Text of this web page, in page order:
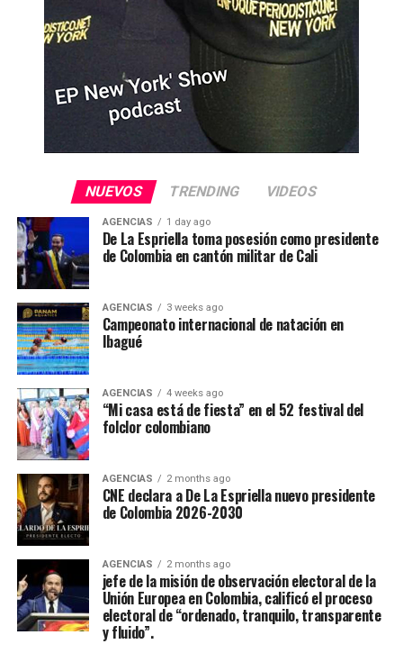
NUEVOS TRENDING VIDEOS
AGENCIAS 1 day ago
De La Espriella toma posesión como presidente
de Colombia en cantón militar de Cali
AGENCIAS 3 weeks ago
Campeonato internacional de natación en
Ibagué
AGENCIAS 4 weeks ago
“Mi casa está de fiesta” en el 52 festival del
folclor colombiano
AGENCIAS 2 months ago
CNE declara a De La Espriella nuevo presidente
de Colombia 2026-2030
AGENCIAS 2 months ago
jefe de la misión de observación electoral de la
Unión Europea en Colombia, calificó el proceso
electoral de “ordenado, tranquilo, transparente
y fluido”.